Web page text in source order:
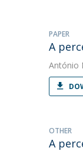
PAPER
A
António
OTHER
A